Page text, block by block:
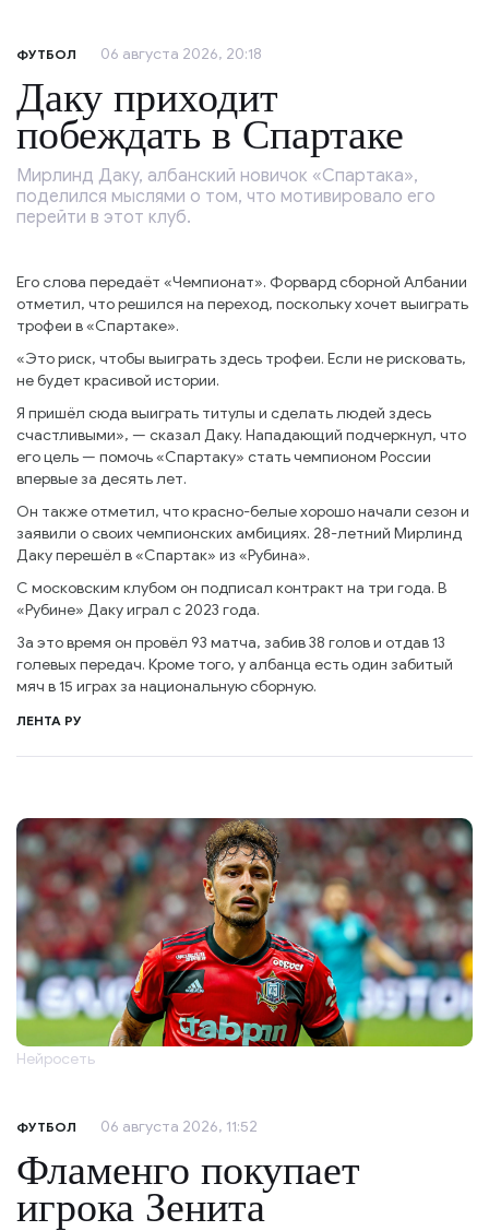
ФУТБОЛ 06 августа 2026, 20:18
Даку приходит
побеждать в Спартаке
Мирлинд Даку, албанский новичок «Спартака»,
поделился мыслями о том, что мотивировало его
перейти в этот клуб.
Его слова передаёт «Чемпионат». Форвард сборной Албании
отметил, что решился на переход, поскольку хочет выиграть
трофеи в «Спартаке».
«Это риск, чтобы выиграть здесь трофеи. Если не рисковать,
не будет красивой истории.
Я пришёл сюда выиграть титулы и сделать людей здесь
счастливыми», — сказал Даку. Нападающий подчеркнул, что
его цель — помочь «Спартаку» стать чемпионом России
впервые за десять лет.
Он также отметил, что красно-белые хорошо начали сезон и
заявили о своих чемпионских амбициях. 28-летний Мирлинд
Даку перешёл в «Спартак» из «Рубина».
С московским клубом он подписал контракт на три года. В
«Рубине» Даку играл с 2023 года.
За это время он провёл 93 матча, забив 38 голов и отдав 13
голевых передач. Кроме того, у албанца есть один забитый
мяч в 15 играх за национальную сборную.
ЛЕНТА РУ
Нейросеть
ФУТБОЛ 06 августа 2026, 11:52
Фламенго покупает
игрока Зенита